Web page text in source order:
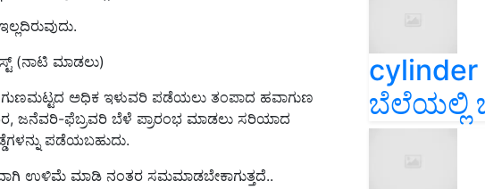
(ನಾಟಿ ಮಾಡಲು)
ಅಧಿಕ ಇಳುವರಿ ಪಡೆಯಲು ತಂಪಾದ ಹವಾಗುಣ
ಜನೆವರಿ-ಫೆಬ್ರವರಿ ಬೆಳೆ ಪ್ರಾರಂಭ ಮಾಡಲು ಸರಿಯಾದ
ಪಡೆಯಬಹುದು.
ಉಳಿಮೆ ಮಾಡಿ ನಂತರ ಸಮಮಾಡಬೇಕಾಗುತ್ತದೆ..
ಬೆಲೆಯಲ್ಲಿ